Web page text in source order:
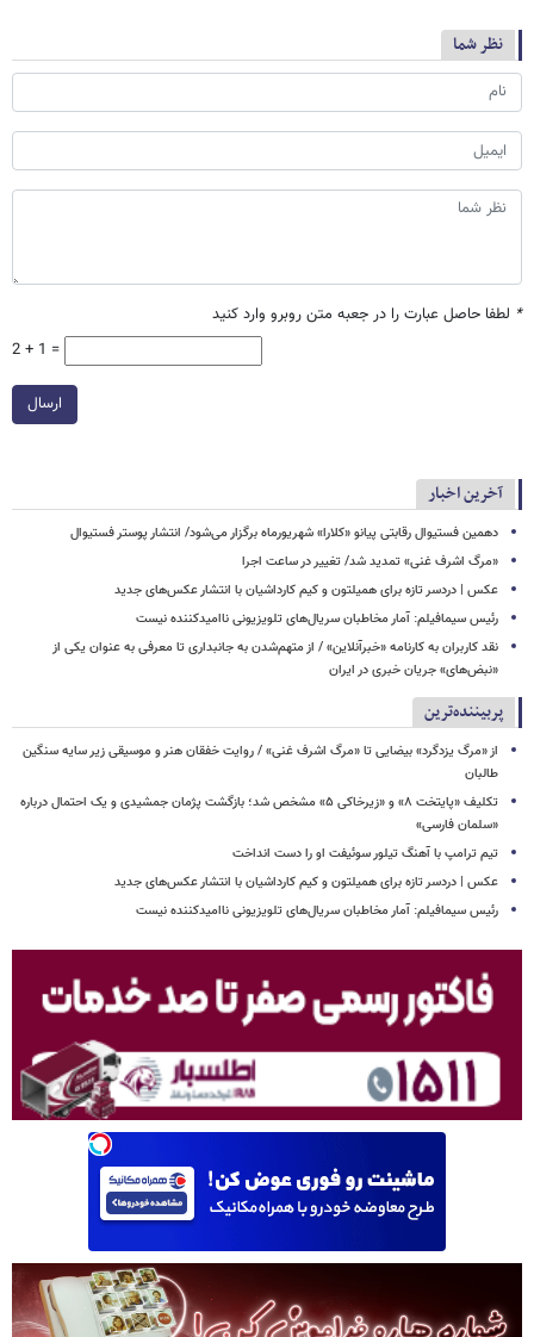
نظر شما
* لطفا حاصل عبارت را در جعبه متن روبرو وارد کنید
2 + 1 =
ارسال
آخرین اخبار
دهمین فستیوال رقابتی پیانو «کلارا» شهریورماه برگزار می‌شود/ انتشار پوستر فستیوال
​​​​​​​«مرگ اشرف غنی» تمدید شد/ تغییر در ساعت اجرا
عکس | دردسر تازه برای همیلتون و کیم کارداشیان با انتشار عکس‌های جدید
رئیس سیمافیلم: آمار مخاطبان سریال‌های تلویزیونی ناامیدکننده نیست
نقد کاربران به کارنامه «خبرآنلاین» / از متهم‌شدن به جانبداری تا معرفی به عنوان یکی از
«نبض‌های» جریان خبری در ایران
پربیننده‌ترین
از «مرگ یزدگرد» بیضایی تا «مرگ اشرف غنی» / روایت خفقان هنر و موسیقی زیر سایه سنگین
طالبان
تکلیف «پایتخت ۸» و «زیرخاکی ۵» مشخص شد؛ بازگشت پژمان جمشیدی و یک احتمال درباره
«سلمان فارسی»
تیم ترامپ با آهنگ تیلور سوئیفت او را دست انداخت
عکس | دردسر تازه برای همیلتون و کیم کارداشیان با انتشار عکس‌های جدید
رئیس سیمافیلم: آمار مخاطبان سریال‌های تلویزیونی ناامیدکننده نیست